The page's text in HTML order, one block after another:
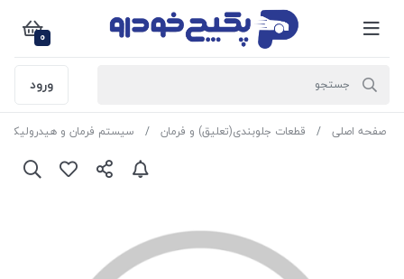
0
ورود
صفحه اصلی قطعات جلوبندی(تعلیق) و فرمان سیستم فرمان و هیدرولیک